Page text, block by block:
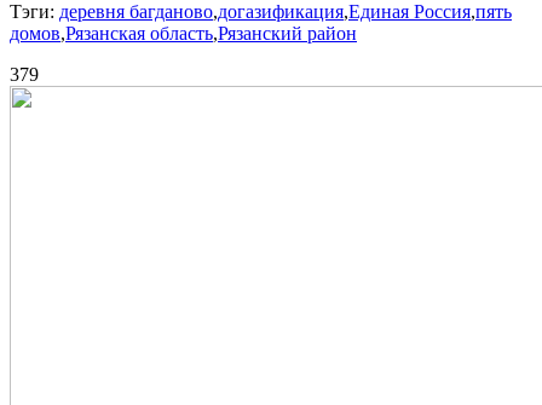
Тэги: деревня багданово,догазификация,Единая Россия,пять
домов,Рязанская область,Рязанский район
379